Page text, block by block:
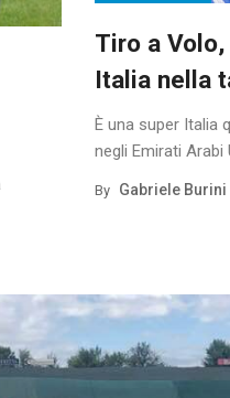
Tiro a
Italia nella
È una super Italia
negli Emirati Arabi
By Gabriele Burini